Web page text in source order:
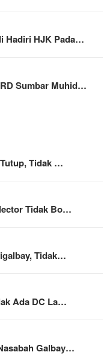
Hadiri HJK Pada…
Sumbar Muhid…
Tidak …
Tidak Bo…
Tidak…
Ada DC La…
Galbay…